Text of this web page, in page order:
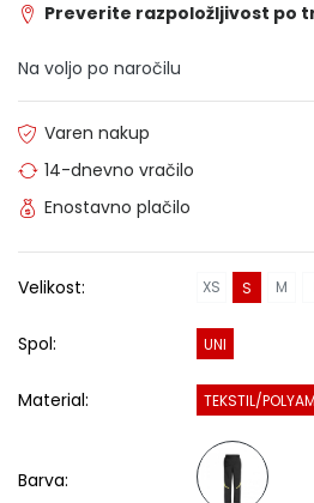
Preverite razpoložljivost po
Na voljo po naročilu
Varen nakup
14-dnevno vračilo
Enostavno plačilo
Velikost: XS S M
Spol: UNI
Material: TEKSTIL/
Barva: